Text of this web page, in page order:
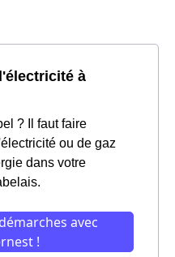
à
? Il faut faire
ou de gaz
dans votre